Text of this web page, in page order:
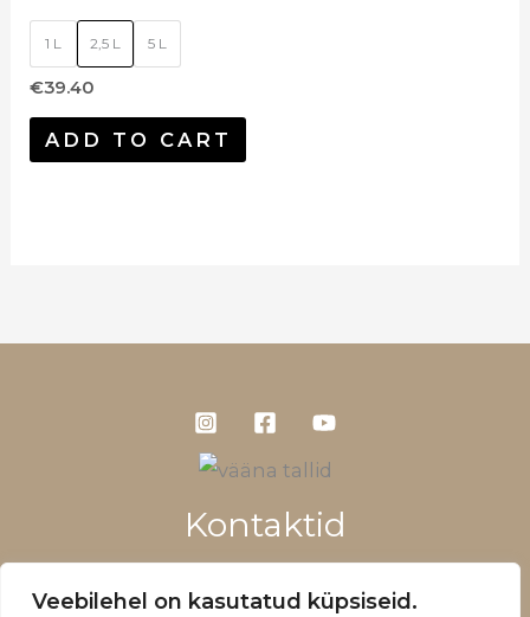
Veebilehel on kasutatud küpsiseid.
1 L 2,5 L 5 L
€39.40
ADD TO CART
Kontaktid
+372 5660 1028